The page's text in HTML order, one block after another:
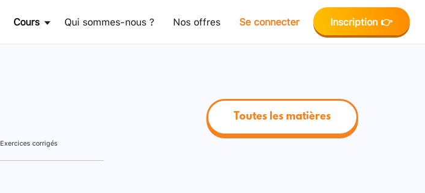
Cours Qui sommes-nous ? Nos offres Se connecter Inscription 👉
Exercices corrigés
Toutes les matières